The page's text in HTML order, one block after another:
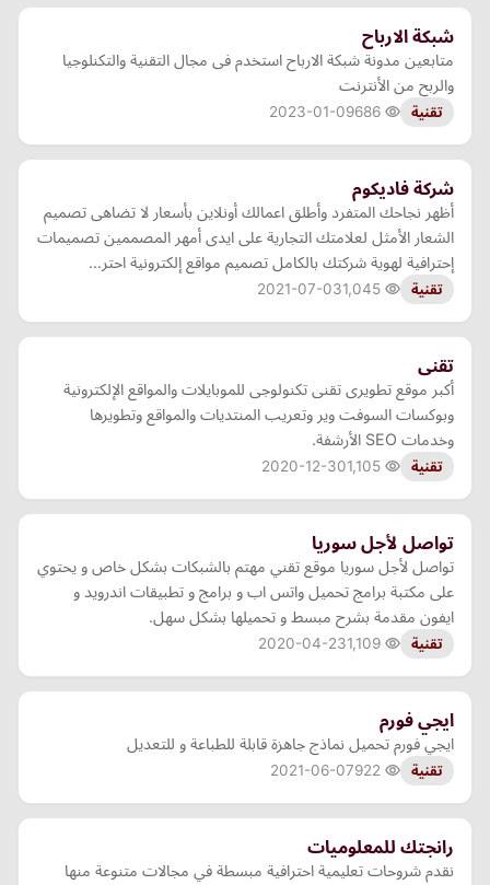
شبكة الارباح
متابعين مدونة شبكة الارباح استخدم فى مجال التقنية والتكنلوجيا
والربح من الأنترنت
تقنية 2023-01-09
شركة فاديكوم
أظهر نجاحك المتفرد وأطلق اعمالك أونلاين بأسعار لا تضاهى تصميم
الشعار الأمثل لعلامتك التجارية على ايدى أمهر المصممين تصميمات
إحترافية لهوية شركتك بالكامل تصميم مواقع إلكترونية احتر…
تقنية 2021-07-03
تقنى
أكبر موقع تطويرى تقنى تكنولوجى للموبايلات والمواقع الإلكترونية
وبوكسات السوفت وير وتعريب المنتديات والمواقع وتطويرها
وخدمات SEO الأرشفة.
تقنية 2020-12-30
تواصل لأجل سوريا
تواصل لأجل سوريا موقع تقني مهتم بالشبكات بشكل خاص و يحتوي
على مكتبة برامج تحميل واتس اب و برامج و تطبيقات اندرويد و
ايفون مقدمة بشرح مبسط و تحميلها بشكل سهل.
تقنية 2020-04-23
ايجي فورم
ايجي فورم تحميل نماذج جاهزة قابلة للطباعة و للتعديل
تقنية 2021-06-07
رانجتك للمعلوميات
نقدم شروحات تعليمية احترافية مبسطة في مجالات متنوعة منها